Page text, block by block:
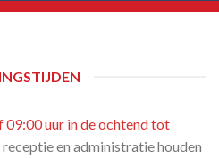
09:00 uur in de ochtend tot
receptie en administratie houden